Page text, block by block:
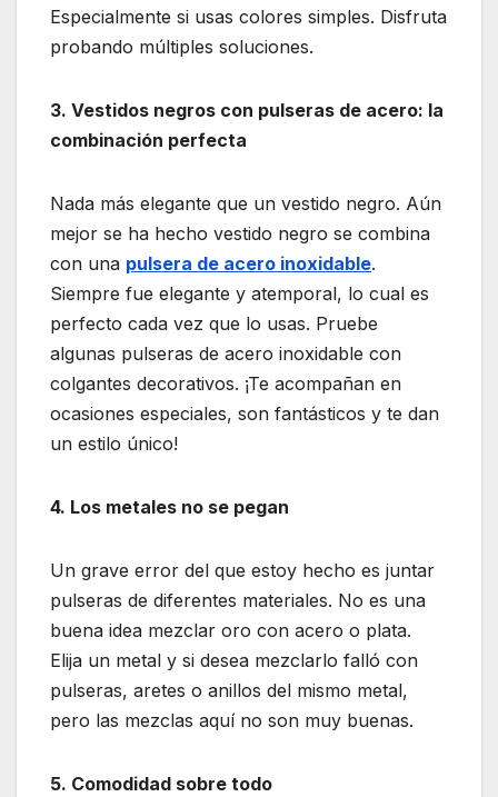
Especialmente si usas colores simples. Disfruta
probando múltiples soluciones.
3. Vestidos negros con pulseras de acero: la
combinación perfecta
Nada más elegante que un vestido negro. Aún
mejor se ha hecho vestido negro se combina
con una pulsera de acero inoxidable.
Siempre fue elegante y atemporal, lo cual es
perfecto cada vez que lo usas. Pruebe
algunas pulseras de acero inoxidable con
colgantes decorativos. ¡Te acompañan en
ocasiones especiales, son fantásticos y te dan
un estilo único!
4. Los metales no se pegan
Un grave error del que estoy hecho es juntar
pulseras de diferentes materiales. No es una
buena idea mezclar oro con acero o plata.
Elija un metal y si desea mezclarlo falló con
pulseras, aretes o anillos del mismo metal,
pero las mezclas aquí no son muy buenas.
5. Comodidad sobre todo